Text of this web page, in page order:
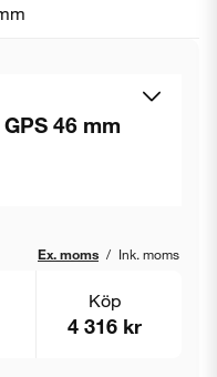
46 mm
Ex. moms / Ink. moms
Köp
4 316 kr